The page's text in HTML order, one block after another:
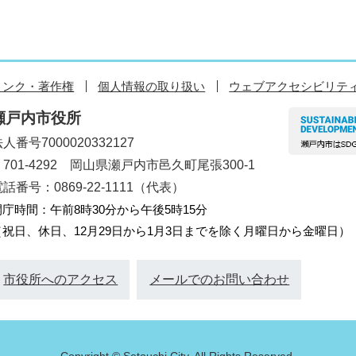
ンク・著作権 個人情報の取り扱い ウェブアクセシビリテ
戸内市役所
人番号7000020332127
701-4292 岡山県瀬戸内市邑久町尾張300-1
話番号：0869-22-1111（代表）
庁時間：午前8時30分から午後5時15分
祝日、休日、12月29日から1月3日までを除く月曜日から金曜日）
市役所へのアクセス メールでのお問い合わせ